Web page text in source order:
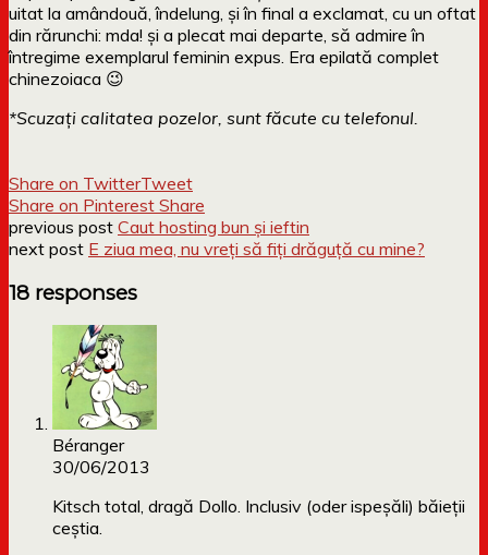
uitat la amândouă, îndelung, și în final a exclamat, cu un oftat
din rărunchi: mda! și a plecat mai departe, să admire în
întregime exemplarul feminin expus. Era epilată complet
chinezoiaca 😉
*Scuzați calitatea pozelor, sunt făcute cu telefonul.
Share on TwitterTweet
Share on Pinterest Share
previous post Caut hosting bun și ieftin
next post E ziua mea, nu vreți să fiți drăguță cu mine?
18 responses
Béranger
30/06/2013
Kitsch total, dragă Dollo. Inclusiv (oder ispeșăli) băieții
ceștia.